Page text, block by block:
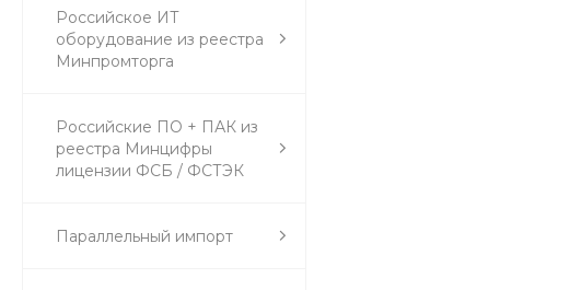
Российское ИТ
оборудование из реестра
Минпромторга
Российские ПО + ПАК из
реестра Минцифры
лицензии ФСБ / ФСТЭК
Параллельный импорт